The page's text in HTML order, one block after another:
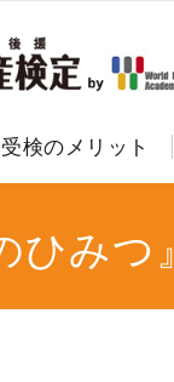
受検のメリット
ひみつ』